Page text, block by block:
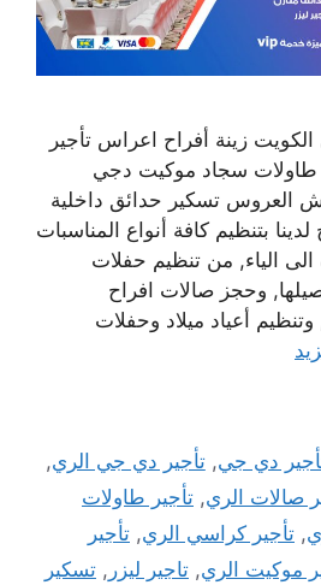
زينة أفراح اعراس تأجير
سجاد موكيت دجي
العروس تسكير حدائق داخلية
بتنظيم كافة أنواع المناسبات
الياء, من تنظيم حفلات
وحجز صالات افراح
أعياد ميلاد وحفلات
دي جي,تأجير دي جي الري,
صالات الري, تأجير طاولات
, تأجير كراسي الري, تأجير
موكيت الري, تاجير ليزر , تسكير